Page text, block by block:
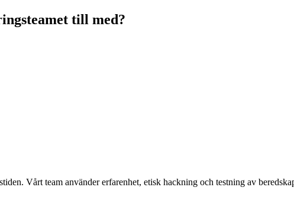
till med?
Vårt team använder erfarenhet, etisk hackning och testning av